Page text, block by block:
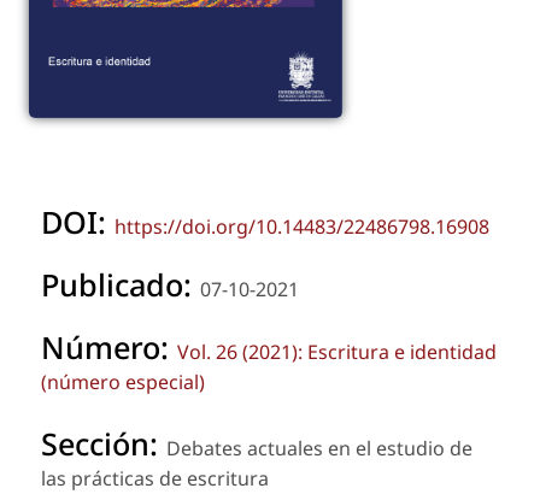
DOI: https://doi.org/10.14483/22486798.16908
Publicado: 07-10-2021
Número: Vol. 26 (2021): Escritura e identidad
(número especial)
Sección: Debates actuales en el estudio de
las prácticas de escritura